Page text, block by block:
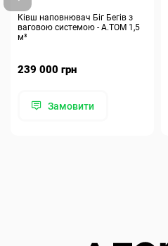
Ківш наповнювач Біг Бегів з
ваговою системою - А.ТОМ 1,5
м³
239 000 грн
Замовити